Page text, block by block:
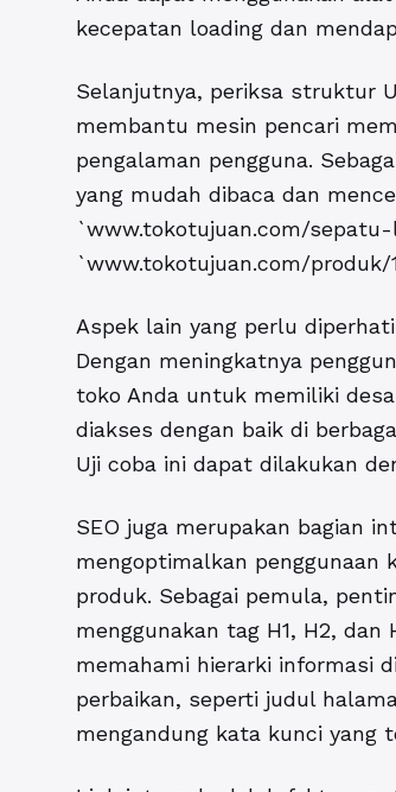
kecepatan loading dan
Selanjutnya, periksa struktur
membantu mesin pencari
pengalaman pengguna.
yang mudah dibaca dan
`www.tokotujuan.com/
`www.tokotujuan.com/produk/
Aspek lain yang perlu
Dengan meningkatnya
toko Anda untuk memiliki
diakses dengan baik di
Uji coba ini dapat dilakukan
SEO juga merupakan bagian
mengoptimalkan penggunaan
produk. Sebagai pemula,
menggunakan tag H1, H2,
memahami hierarki informasi
perbaikan, seperti judul
mengandung kata kunci yang